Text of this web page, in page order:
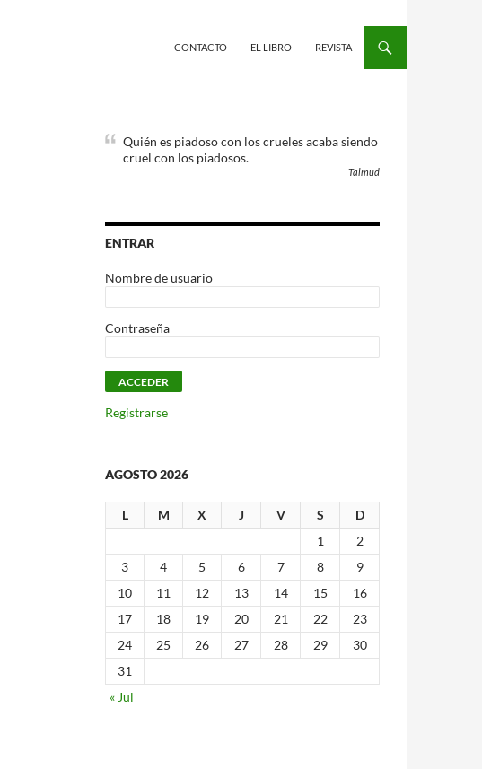
CONTACTO EL LIBRO REVISTA
Quién es piadoso con los crueles acaba siendo
cruel con los piadosos.
Talmud
ENTRAR
Nombre de usuario
Contraseña
Registrarse
AGOSTO 2026
L M X J V S
D
1
2
3
4 5 6 7 8
9
10
11 12 13 14 15
16
17
18 19 20 21 22
23
24
25 26 27 28 29
30
31
« Jul